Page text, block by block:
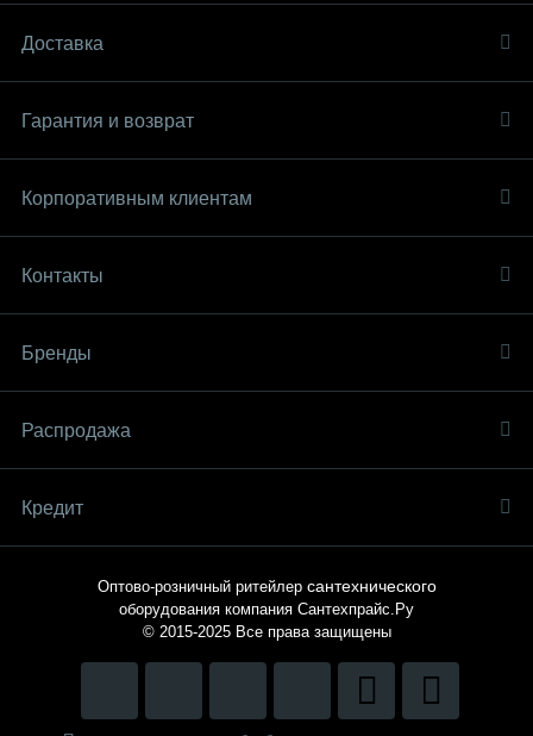
Доставка
Гарантия и возврат
Корпоративным клиентам
Контакты
Бренды
Распродaжа
Кредит
Оптово-розничный ритейлер сантехнического
оборудования компания Сантехпрайс.Ру
© 2015-2025 Все права защищены